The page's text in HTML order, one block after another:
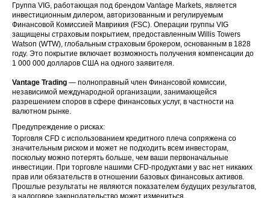
Группа VIG, работающая под брендом Vantage Markets, является
инвестиционным дилером, авторизованным и регулируемым
Финансовой Комиссией Маврикия (FSC). Операции группы VIG
защищены страховым покрытием, предоставленным Willis Towers
Watson (WTW), глобальным страховым брокером, основанным в 1828
году. Это покрытие включает возможность получения компенсации до
1 000 000 долларов США на одного заявителя.
Vantage Trading — полноправный член Финансовой комиссии,
независимой международной организации, занимающейся
разрешением споров в сфере финансовых услуг, в частности на
валютном рынке.
Предупреждение о рисках:
Торговля CFD с использованием кредитного плеча сопряжена со
значительным риском и может не подходить всем инвесторам,
поскольку можно потерять больше, чем ваши первоначальные
инвестиции. При торговле нашими CFD-продуктами у вас нет никаких
прав или обязательств в отношении базовых финансовых активов.
Прошлые результаты не являются показателем будущих результатов,
а налоговое законодательство может измениться.